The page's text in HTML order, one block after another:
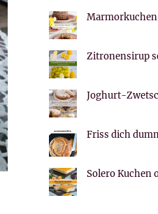
Marmorkuchen
Zitronensirup
Joghurt-
Friss dich
Solero Kuchen